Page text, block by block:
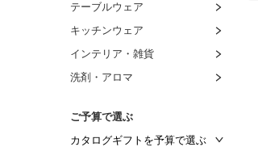
テーブルウェア
キッチンウェア
インテリア・雑貨
洗剤・アロマ
ご予算で選ぶ
カタログギフトを予算で選ぶ